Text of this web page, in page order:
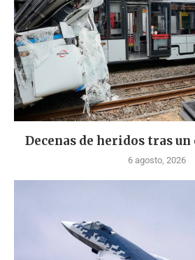
Decenas de heridos tras un
6 agosto, 2026